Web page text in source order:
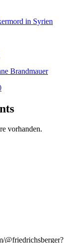
in Syrien
Brandmauer
vorhanden.
@friedrichsberger?